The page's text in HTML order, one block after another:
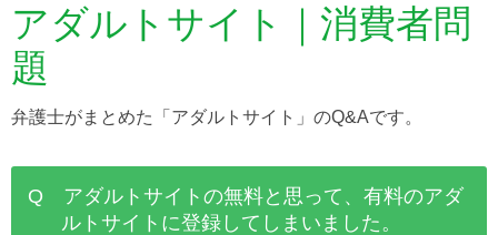
アダルトサイト｜消費者問
題
弁護士がまとめた「アダルトサイト」のQ&Aです。
Q アダルトサイトの無料と思って、有料のアダ
ルトサイトに登録してしまいました。